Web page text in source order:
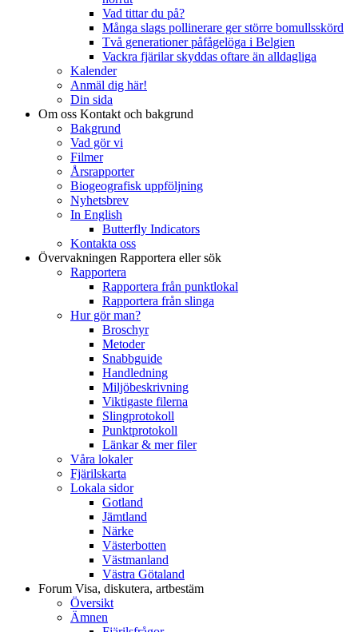
Vad tittar du på?
Många slags pollinerare ger större bomullsskörd
Två generationer påfågelöga i Belgien
Vackra fjärilar skyddas oftare än alldagliga
Kalender
Anmäl dig här!
Din sida
Om oss Kontakt och bakgrund
Bakgrund
Vad gör vi
Filmer
Årsrapporter
Biogeografisk uppföljning
Nyhetsbrev
In English
Butterfly Indicators
Kontakta oss
Övervakningen Rapportera eller sök
Rapportera
Rapportera från punktlokal
Rapportera från slinga
Hur gör man?
Broschyr
Metoder
Snabbguide
Handledning
Miljöbeskrivning
Viktigaste filerna
Slingprotokoll
Punktprotokoll
Länkar & mer filer
Våra lokaler
Fjärilskarta
Lokala sidor
Gotland
Jämtland
Närke
Västerbotten
Västmanland
Västra Götaland
Forum Visa, diskutera, artbestäm
Översikt
Ämnen